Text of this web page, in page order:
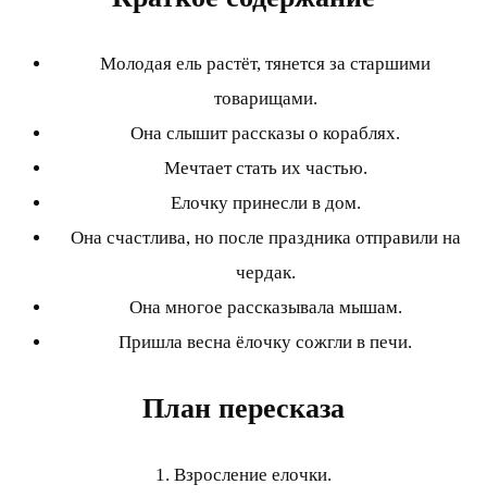
Молодая ель растёт, тянется за старшими
товарищами.
Она слышит рассказы о кораблях.
Мечтает стать их частью.
Елочку принесли в дом.
Она счастлива, но после праздника отправили на
чердак.
Она многое рассказывала мышам.
Пришла весна ёлочку сожгли в печи.
План пересказа
1. Взросление елочки.